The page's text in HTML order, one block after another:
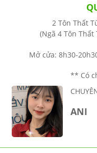
2 Tôn Thất
(Ngã 4 Tôn
Mở cửa: 8h30-
** Có
ANI